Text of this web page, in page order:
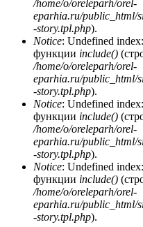
/home/o/oreleparh/orel-
eparhia.ru/public_html/
-story.tpl.php).
Notice: Undefined
функции include()
/home/o/oreleparh/orel-
eparhia.ru/public_html/
-story.tpl.php).
Notice: Undefined
функции include()
/home/o/oreleparh/orel-
eparhia.ru/public_html/
-story.tpl.php).
Notice: Undefined
функции include()
/home/o/oreleparh/orel-
eparhia.ru/public_html/
-story.tpl.php).